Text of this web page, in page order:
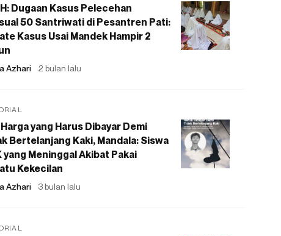
Dugaan Kasus Pelecehan
50 Santriwati di Pesantren Pati:
Kasus Usai Mandek Hampir 2
Azhari 2 bulan lalu
yang Harus Dibayar Demi
Bertelanjang Kaki, Mandala: Siswa
yang Meninggal Akibat Pakai
Kekecilan
Azhari 3 bulan lalu